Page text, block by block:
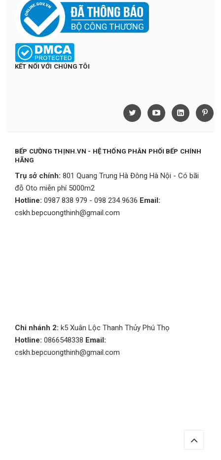
KẾT NỐI VỚI CHÚNG TÔI
BẾP CƯỜNG THỊNH.VN - HỆ THỐNG PHÂN PHỐI BẾP CHÍNH
HÃNG
Trụ sở chính: 801 Quang Trung Hà Đông Hà Nội - Có bãi
đỗ Oto miễn phí 5000m2
Hotline: 0987 838 979 - 098 234 9636 Email:
cskh.bepcuongthinh@gmail.com
Chi nhánh 2: k5 Xuân Lộc Thanh Thủy Phú Thọ
Hotline: 0866548338 Email:
cskh.bepcuongthinh@gmail.com